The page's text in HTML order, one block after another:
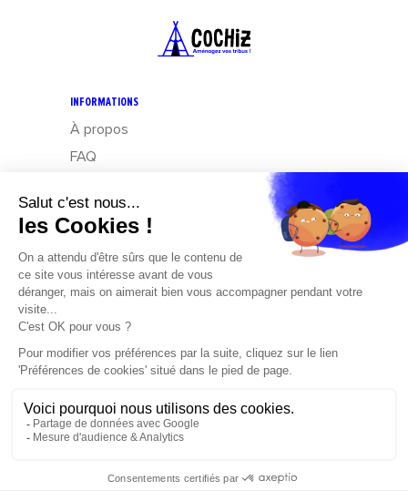
INFORMATIONS
À propos
FAQ
Mentions légales
Données personnelles : Exercez vos droits
Design – Mediapilote
Développement – Frennly
Cookies
Cochizby Boream
1 Rue de Jarlot
44830 Bouaye